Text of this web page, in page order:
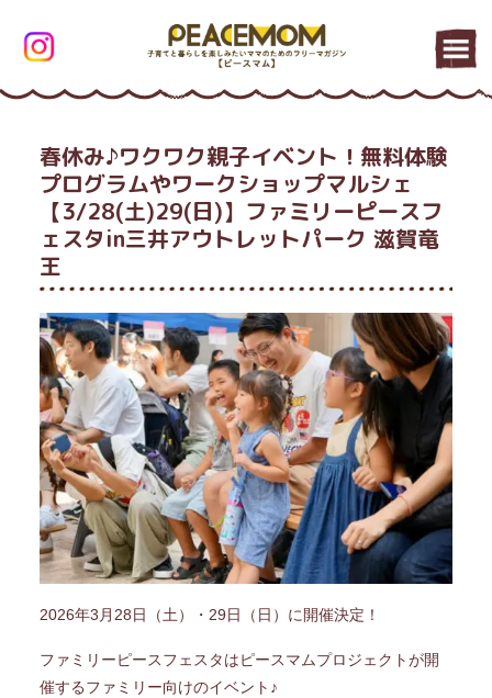
春休み♪ワクワク親子イベント！無料体験
プログラムやワークショップマルシェ
【3/28(土)29(日)】ファミリーピースフ
ェスタin三井アウトレットパーク 滋賀竜
王
2026年3月28日（土）・29日（日）に開催決定！
ファミリーピースフェスタはピースマムプロジェクトが開
催するファミリー向けのイベント♪